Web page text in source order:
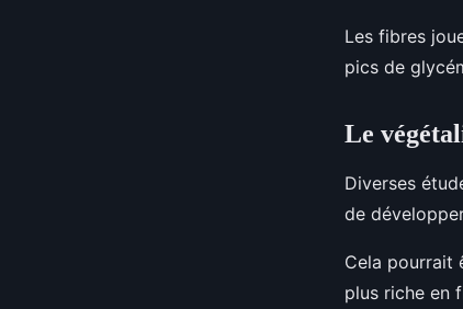
Les fibres
pics de
Le
Diverses
de
Cela pourrait
plus riche en